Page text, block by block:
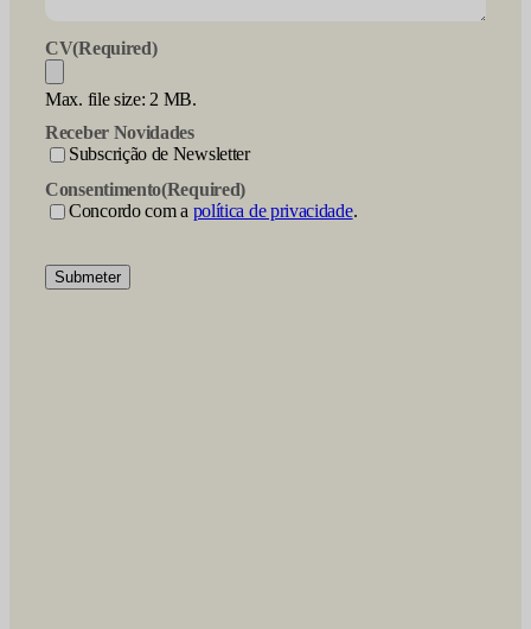
CV(Required)
Max. file size: 2 MB.
Receber Novidades
Subscrição de Newsletter
Consentimento(Required)
Concordo com a política de privacidade.
Submeter